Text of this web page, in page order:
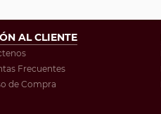
AL CLIENTE
Frecuentes
de Compra